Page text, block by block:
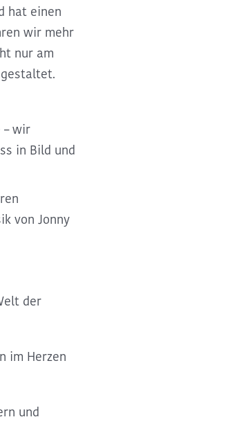
hat einen
wir mehr
nur am
– wir
in Bild und
von Jonny
der
im Herzen
und